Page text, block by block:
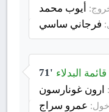
أيوب محمد
فرجاني ساسي
71' قائمة البدلاء
ارون غونارسون
عمرو سراج